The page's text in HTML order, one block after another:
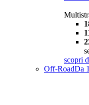
scopri
Off-RoadDa